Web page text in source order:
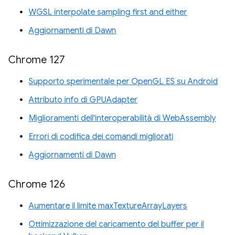
WGSL interpolate sampling first and either
Aggiornamenti di Dawn
Chrome 127
Supporto sperimentale per OpenGL ES su Android
Attributo info di GPUAdapter
Miglioramenti dell'interoperabilità di WebAssembly
Errori di codifica dei comandi migliorati
Aggiornamenti di Dawn
Chrome 126
Aumentare il limite maxTextureArrayLayers
Ottimizzazione del caricamento del buffer per il